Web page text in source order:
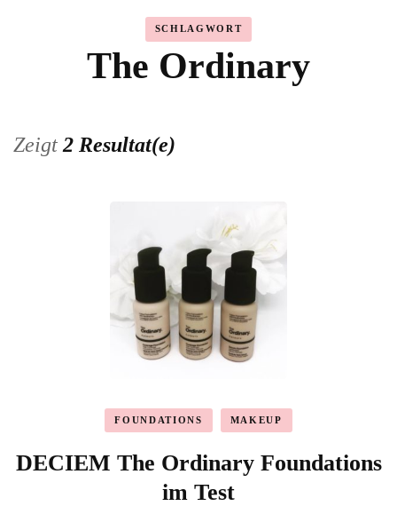
SCHLAGWORT
The Ordinary
Zeigt 2 Resultat(e)
FOUNDATIONS MAKEUP
DECIEM The Ordinary Foundations
im Test